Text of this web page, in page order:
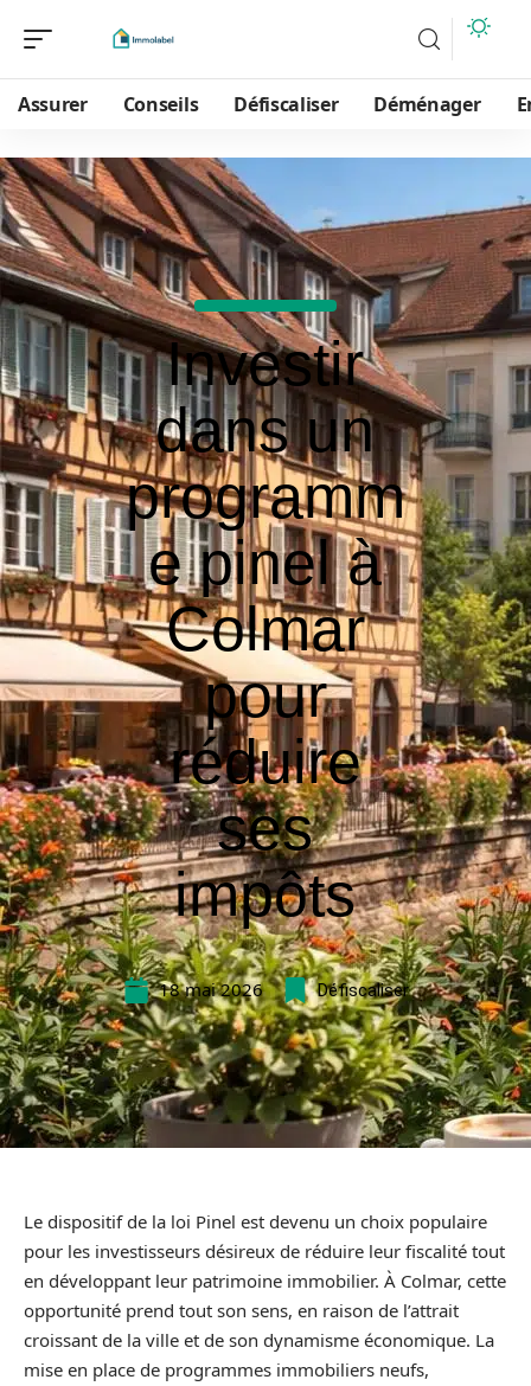
Assurer Conseils Défiscaliser Déménager
Investir
dans un
programm
e pinel à
Colmar
pour
réduire
ses
impôts
18 mai 2026 Défiscaliser
Le dispositif de la loi Pinel est devenu un choix populaire
pour les investisseurs désireux de réduire leur fiscalité tout
en développant leur patrimoine immobilier. À Colmar, cette
opportunité prend tout son sens, en raison de l’attrait
croissant de la ville et de son dynamisme économique. La
mise en place de programmes immobiliers neufs,